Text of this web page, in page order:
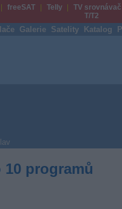
freeSAT Telly
TV srovnávač
T/T2
Galerie Satelity Katalog
programů